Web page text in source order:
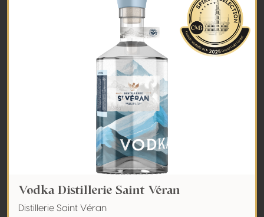
Vodka Distillerie Saint Véran
Distillerie Saint Véran